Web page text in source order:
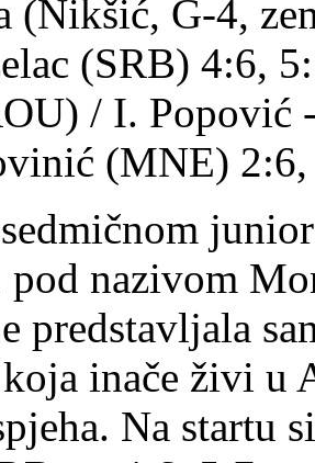
(Nikšić, G-4,
(SRB) 4:6,
/ I. Popović
(MNE)
pod nazivom
predstavljala
inače živi u
Na startu